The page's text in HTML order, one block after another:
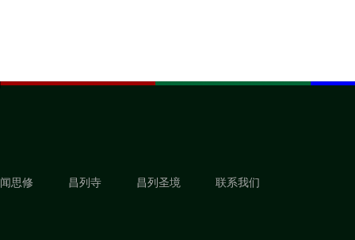
闻思修 昌列寺 昌列圣境 联系我们